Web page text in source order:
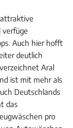
attraktive
verfüge
Auch hier hofft
deutlich
Aral
ist mit mehr als
Deutschlands
das
pro